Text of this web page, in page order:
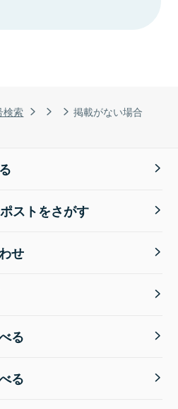
検索 掲載がない場合
ストをさがす
せ
る
る